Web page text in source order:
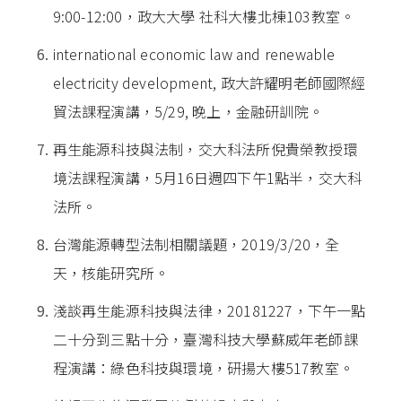
9:00-12:00，政大大學 社科大樓北棟103教室。
international economic law and renewable
electricity development, 政大許耀明老師國際經
貿法課程演講，5/29, 晚上，金融研訓院。
再生能源科技與法制，交大科法所倪貴榮教授環
境法課程演講，5月16日週四下午1點半，交大科
法所。
台灣能源轉型法制相關議題，2019/3/20，全
天，核能研究所。
淺談再生能源科技與法律，20181227，下午一點
二十分到三點十分，臺灣科技大學蘇威年老師課
程演講：綠色科技與環境，研揚大樓517教室。